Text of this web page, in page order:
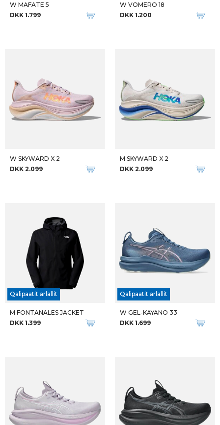
W MAFATE 5
DKK 1.799
W VOMERO 18
DKK 1.200
W SKYWARD X 2
DKK 2.099
M SKYWARD X 2
DKK 2.099
Qalipaatit arlallit
M FONTANALES JACKET
DKK 1.399
Qalipaatit arlallit
W GEL-KAYANO 33
DKK 1.699